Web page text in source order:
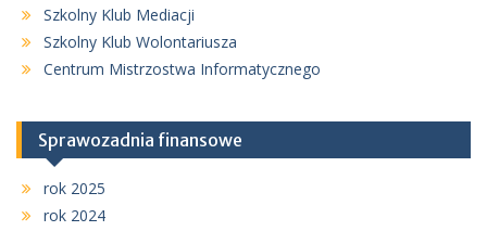
Szkolny Klub Mediacji
Szkolny Klub Wolontariusza
Centrum Mistrzostwa Informatycznego
Sprawozadnia finansowe
rok 2025
rok 2024